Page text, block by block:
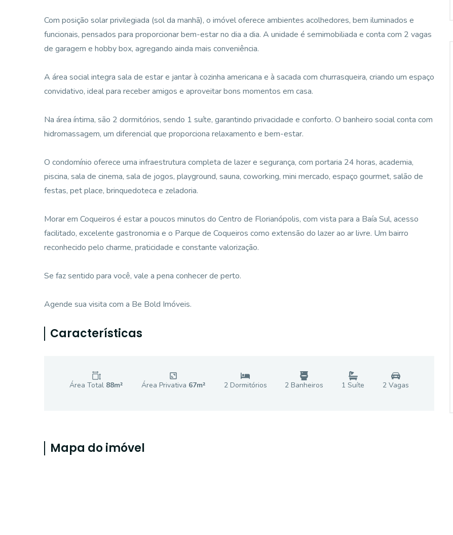
Com posição solar privilegiada (sol da manhã), o imóvel oferece ambientes acolhedores, bem iluminados e
funcionais, pensados para proporcionar bem-estar no dia a dia. A unidade é semimobiliada e conta com 2 vagas
de garagem e hobby box, agregando ainda mais conveniência.
A área social integra sala de estar e jantar à cozinha americana e à sacada com churrasqueira, criando um espaço
convidativo, ideal para receber amigos e aproveitar bons momentos em casa.
Na área íntima, são 2 dormitórios, sendo 1 suíte, garantindo privacidade e conforto. O banheiro social conta com
hidromassagem, um diferencial que proporciona relaxamento e bem-estar.
O condomínio oferece uma infraestrutura completa de lazer e segurança, com portaria 24 horas, academia,
piscina, sala de cinema, sala de jogos, playground, sauna, coworking, mini mercado, espaço gourmet, salão de
festas, pet place, brinquedoteca e zeladoria.
Morar em Coqueiros é estar a poucos minutos do Centro de Florianópolis, com vista para a Baía Sul, acesso
facilitado, excelente gastronomia e o Parque de Coqueiros como extensão do lazer ao ar livre. Um bairro
reconhecido pelo charme, praticidade e constante valorização.
Se faz sentido para você, vale a pena conhecer de perto.
Agende sua visita com a Be Bold Imóveis.
Características
Área Total 88m² Área Privativa 67m² 2Dormitórios 2 Banheiros 1 Suíte 2Vagas
Mapa do imóvel